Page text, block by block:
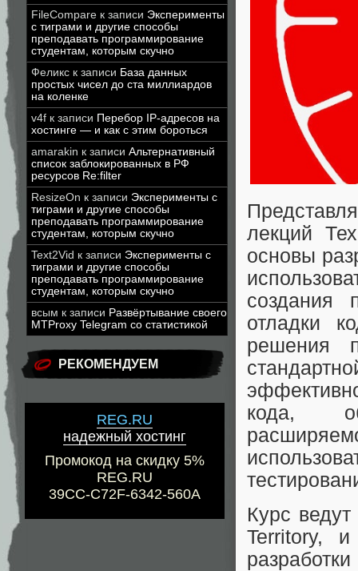
FileCompare к записи Эксперименты
с тиграми и другие способы
преподавать программирование
студентам, которым скучно
Феликс к записи База данных
простых чисел до ста миллиардов
на коленке
v4f к записи Перебор IP-адресов на
хостинге — и как с этим бороться
amarakin к записи Альтернативный
список заблокированных в РФ
ресурсов Re:filter
ResizeOn к записи Эксперименты с
тиграми и другие способы
преподавать программирование
студентам, которым скучно
Text2Vid к записи Эксперименты с
тиграми и другие способы
преподавать программирование
студентам, которым скучно
всым к записи Развёртывание своего
MTProxy Telegram со статистикой
РЕКОМЕНДУЕМ
REG.RU
надежный хостинг
Промокод на скидку 5%
REG.RU
39CC-C72F-6342-560A
лекций
основы
создания
отладки
решения
кода,
Курс
Territory,